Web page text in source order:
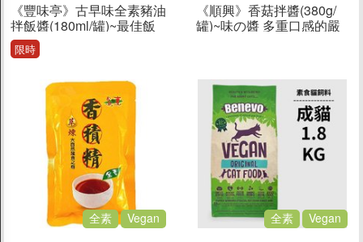
《豐味亭》古早味全素豬油
拌飯醬(180ml/罐)~最佳飯
友！
限時
《順興》香菇拌醬(380g/
罐)~味の醬 多重口感的嚴
全素 Vegan 全素 Vegan